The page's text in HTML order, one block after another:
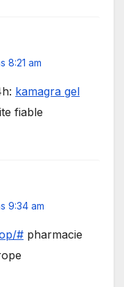
8:21 am
kamagra gel
fiable
9:34 am
# pharmacie